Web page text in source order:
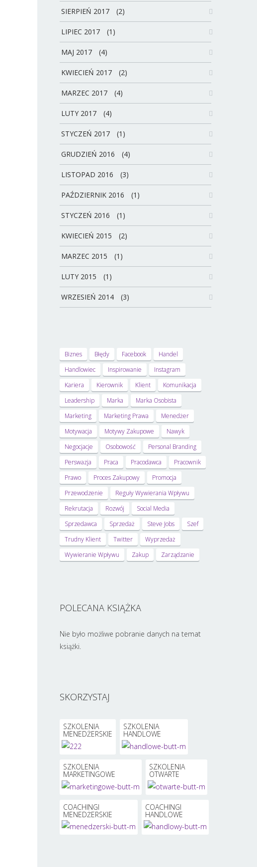
SIERPIEŃ 2017 (2)
LIPIEC 2017 (1)
MAJ 2017 (4)
KWIECIEŃ 2017 (2)
MARZEC 2017 (4)
LUTY 2017 (4)
STYCZEŃ 2017 (1)
GRUDZIEŃ 2016 (4)
LISTOPAD 2016 (3)
PAŹDZIERNIK 2016 (1)
STYCZEŃ 2016 (1)
KWIECIEŃ 2015 (2)
MARZEC 2015 (1)
LUTY 2015 (1)
WRZESIEŃ 2014 (3)
Biznes Błędy Facebook
Handel
Handlowiec
Inspirowanie
Instagram
Kariera
Kierownik Klient
Komunikacja
Leadership
Marka
Marka Osobista
Marketing
Marketing Prawa
Menedżer
Motywacja
Motywy Zakupowe
Nawyk
Negocjacje
Osobowość
Personal Branding
Perswazja
Praca Pracodawca
Pracownik
Prawo
Proces Zakupowy
Promocja
Przewodzenie
Reguły Wywierania Wpływu
Rekrutacja
Rozwój
Social Media
Sprzedawca
Sprzedaż Steve Jobs
Szef
Trudny Klient
Twitter
Wyprzedaż
Wywieranie Wpływu
Zakup Zarządzanie
POLECANA KSIĄŻKA
Nie było możliwe pobranie danych na temat
książki.
SKORZYSTAJ
SZKOLENIA
MENEDŻERSKIE
SZKOLENIA
HANDLOWE
SZKOLENIA
MARKETINGOWE
SZKOLENIA
OTWARTE
COACHINGI
MENEDŻERSKIE
COACHINGI
HANDLOWE